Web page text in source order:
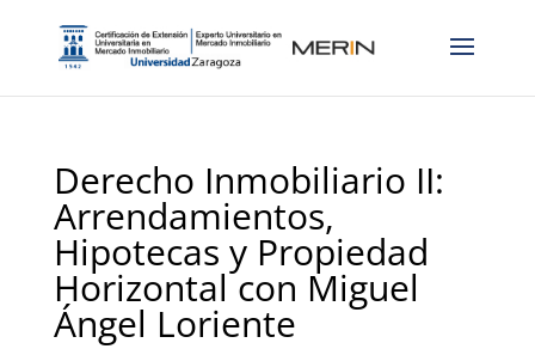
Derecho Inmobiliario II:
Arrendamientos,
Hipotecas y Propiedad
Horizontal con Miguel
Ángel Loriente